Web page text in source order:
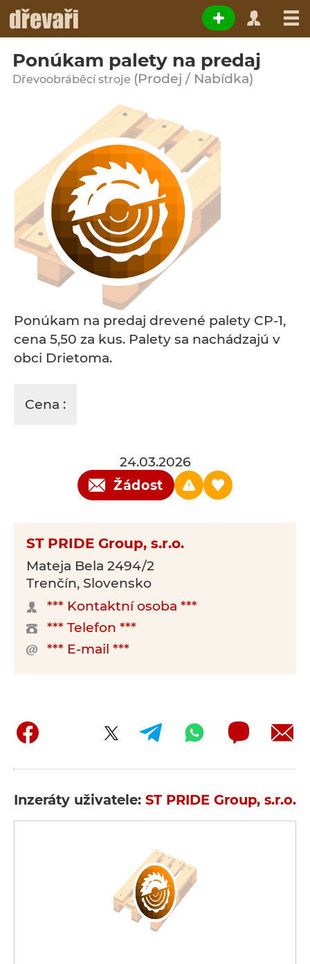
Ponúkam palety na predaj
Dřevoobráběcí stroje (Prodej / Nabídka)
Ponúkam na predaj drevené palety CP-1,
cena 5,50 za kus. Palety sa nachádzajú v
obci Drietoma.
Cena :
24.03.2026
Žádost
ST PRIDE Group, s.r.o.
Mateja Bela 2494/2
Trenčín, Slovensko
*** Kontaktní osoba ***
*** Telefon ***
*** E-mail ***
Inzeráty uživatele: ST PRIDE Group, s.r.o.